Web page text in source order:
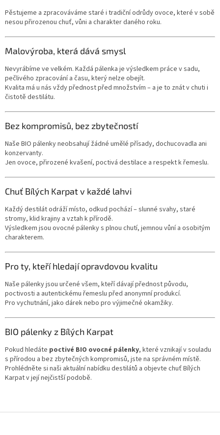
Pěstujeme a zpracováváme staré i tradiční odrůdy ovoce, které v sobě
nesou přirozenou chuť, vůni a charakter daného roku.
Malovýroba, která dává smysl
Nevyrábíme ve velkém. Každá pálenka je výsledkem práce v sadu,
pečlivého zpracování a času, který nelze obejít.
Kvalita má u nás vždy přednost před množstvím – a je to znát v chuti i
čistotě destilátu.
Bez kompromisů, bez zbytečností
Naše BIO pálenky neobsahují žádné umělé přísady, dochucovadla ani
konzervanty.
Jen ovoce, přirozené kvašení, poctivá destilace a respekt k řemeslu.
Chuť Bílých Karpat v každé lahvi
Každý destilát odráží místo, odkud pochází – slunné svahy, staré
stromy, klid krajiny a vztah k přírodě.
Výsledkem jsou ovocné pálenky s plnou chutí, jemnou vůní a osobitým
charakterem.
Pro ty, kteří hledají opravdovou kvalitu
Naše pálenky jsou určené všem, kteří dávají přednost původu,
poctivosti a autentickému řemeslu před anonymní produkcí.
Pro vychutnání, jako dárek nebo pro výjimečné okamžiky.
BIO pálenky z Bílých Karpat
Pokud hledáte poctivé BIO ovocné pálenky, které vznikají v souladu
s přírodou a bez zbytečných kompromisů, jste na správném místě.
Prohlédněte si naši aktuální nabídku destilátů a objevte chuť Bílých
Karpat v její nejčistší podobě.